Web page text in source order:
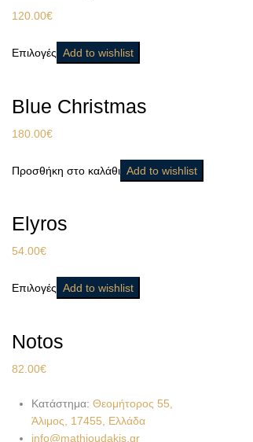
120.00€
Επιλογές Add to wishlist
Blue Christmas
180.00€
Προσθήκη στο καλάθι Add to wishlist
Elyros
54.00€
Επιλογές Add to wishlist
Notos
82.00€
Κατάστημα: Θεομήτορος 55,
Άλιμος, 17455, Ελλάδα
info@mathioudakis.gr